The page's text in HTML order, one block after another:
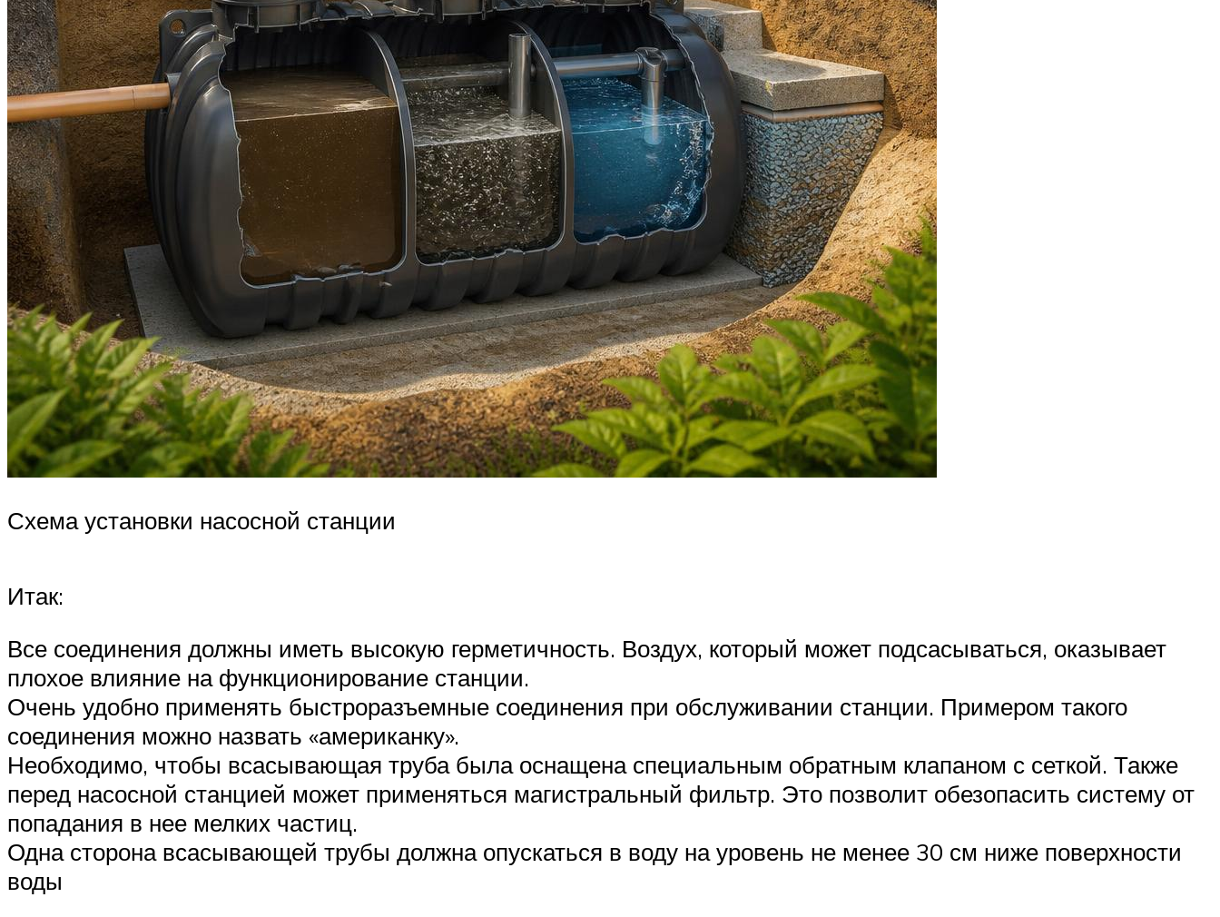
Схема установки насосной станции
Итак:
Все соединения должны иметь высокую герметичность. Воздух, который может подсасываться, оказывает
плохое влияние на функционирование станции.
Очень удобно применять быстроразъемные соединения при обслуживании станции. Примером такого
соединения можно назвать «американку».
Необходимо, чтобы всасывающая труба была оснащена специальным обратным клапаном с сеткой. Также
перед насосной станцией может применяться магистральный фильтр. Это позволит обезопасить систему от
попадания в нее мелких частиц.
Одна сторона всасывающей трубы должна опускаться в воду на уровень не менее 30 см ниже поверхности
воды